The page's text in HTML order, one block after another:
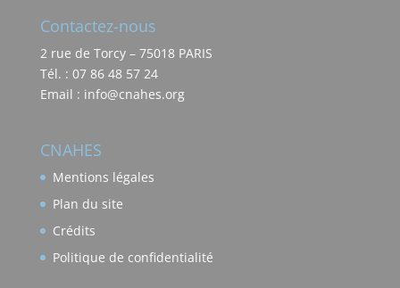
Contactez-nous
2 rue de Torcy – 75018 PARIS
Tél. : 07 86 48 57 24
Email : info@cnahes.org
CNAHES
Mentions légales
Plan du site
Crédits
Politique de confidentialité